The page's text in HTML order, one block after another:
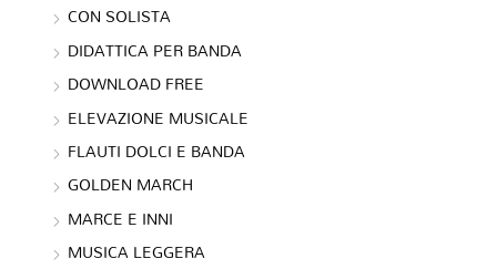
CON SOLISTA
DIDATTICA PER BANDA
DOWNLOAD FREE
ELEVAZIONE MUSICALE
FLAUTI DOLCI E BANDA
GOLDEN MARCH
MARCE E INNI
MUSICA LEGGERA